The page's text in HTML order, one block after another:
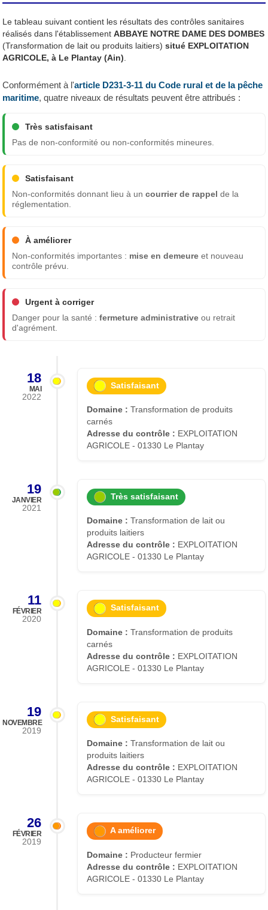
Le tableau suivant contient les résultats des contrôles sanitaires
réalisés dans l'établissementABBAYE NOTRE DAME DES DOMBES
(Transformation de lait ou produits laitiers) situé EXPLOITATION
AGRICOLE, à Le Plantay (Ain)
Conformément à l'article D231-3-11 du Code rural et de la pêche
maritime, quatre niveaux de résultats peuvent être attribués :
Très satisfaisant
Pas de non-conformité ou non-conformités mineures.
Satisfaisant
Non-conformités donnant lieu à uncourrier de rappel de la
réglementation.
À améliorer
Non-conformités importantes : mise en demeure et nouveau
contrôle prévu.
Urgent à corriger
Danger pour la santé :fermeture administrative ou retrait
d'agrément.
18
MAI
2022
Satisfaisant
Domaine : Transformation de produits
carnés
Adresse du contrôle : EXPLOITATION
AGRICOLE - 01330 Le Plantay
19
JANVIER
2021
Très satisfaisant
Domaine : Transformation de lait ou
produits laitiers
Adresse du contrôle : EXPLOITATION
AGRICOLE - 01330 Le Plantay
11
FÉVRIER
2020
Satisfaisant
Domaine : Transformation de produits
carnés
Adresse du contrôle : EXPLOITATION
AGRICOLE - 01330 Le Plantay
19
NOVEMBRE
2019
Satisfaisant
Domaine : Transformation de lait ou
produits laitiers
Adresse du contrôle : EXPLOITATION
AGRICOLE - 01330 Le Plantay
26
FÉVRIER
2019
A améliorer
Domaine : Producteur fermier
Adresse du contrôle : EXPLOITATION
AGRICOLE - 01330 Le Plantay